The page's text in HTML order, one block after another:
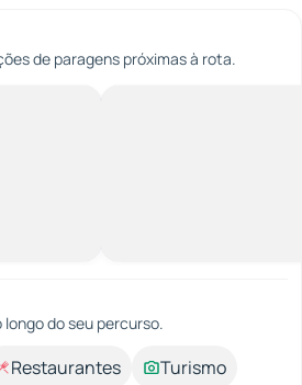
de paragens próximas à rota.
do seu percurso.
Restaurantes
Turismo